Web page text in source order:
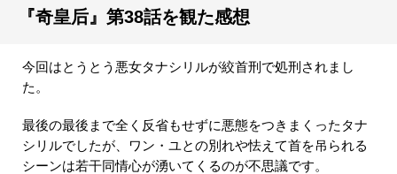
『奇皇后』第38話を観た感想
今回はとうとう悪女タナシリルが絞首刑で処刑されまし
た。
最後の最後まで全く反省もせずに悪態をつきまくったタナ
シリルでしたが、ワン・ユとの別れや怯えて首を吊られる
シーンは若干同情心が湧いてくるのが不思議です。